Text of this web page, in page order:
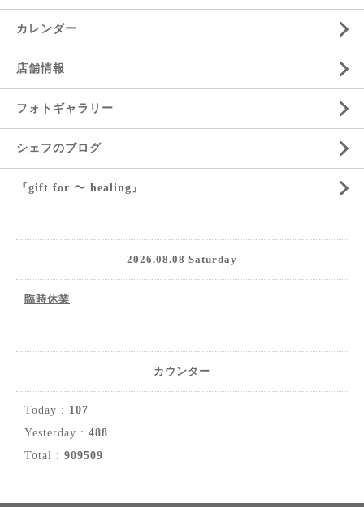
カレンダー
店舗情報
フォトギャラリー
シェフのブログ
『gift for 〜 healing』
2026.08.08 Saturday
臨時休業
カウンター
Today : 107
Yesterday : 488
Total : 909509